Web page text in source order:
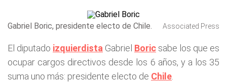
Gabriel Boric, presidente electo de Chile. Associated Press
El diputado izquierdista Gabriel Boric sabe los que es
ocupar cargos directivos desde los 6 años, y a los 35
suma uno más: presidente electo de Chile